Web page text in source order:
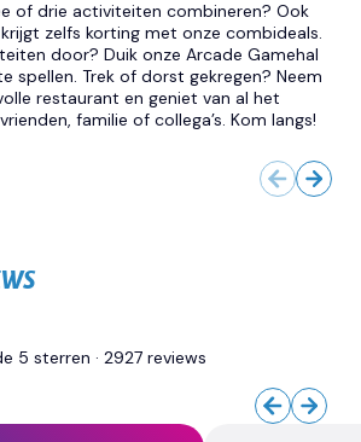
of drie activiteiten combineren? Ook
zelfs korting met onze combideals.
door? Duik onze Arcade Gamehal
spellen. Trek of dorst gekregen? Neem
restaurant en geniet van al het
familie of collega’s. Kom langs!
5 sterren · 2927 reviews